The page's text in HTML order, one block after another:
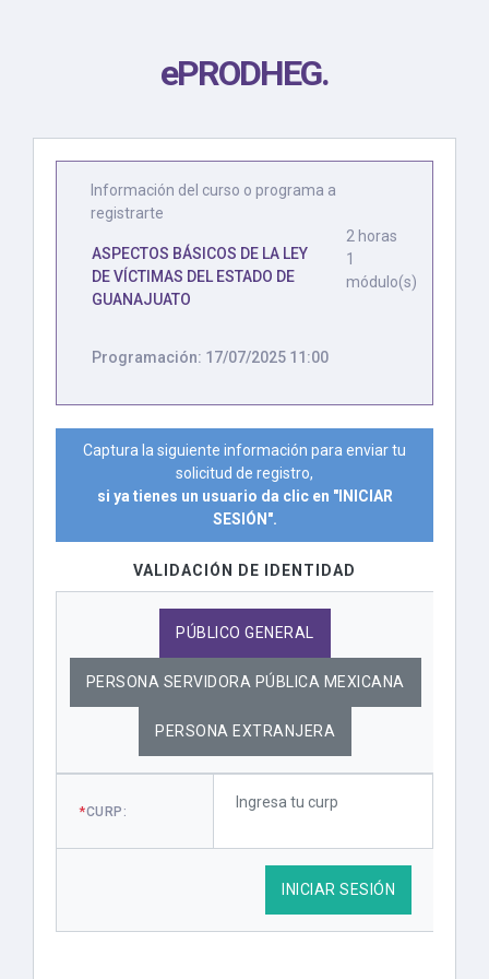
ePRODHEG.
Información del curso o programa a
registrarte
ASPECTOS BÁSICOS DE LA LEY
DE VÍCTIMAS DEL ESTADO DE
GUANAJUATO
2 horas
1
módulo(s)
Programación: 17/07/2025 11:00
Captura la siguiente información para enviar tu
solicitud de registro,
si ya tienes un usuario da clic en "INICIAR
SESIÓN".
VALIDACIÓN DE IDENTIDAD
PÚBLICO GENERAL
PERSONA SERVIDORA PÚBLICA MEXICANA
PERSONA EXTRANJERA
*CURP:
INICIAR SESIÓN